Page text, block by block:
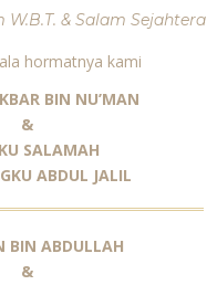
& Salam Sejahtera
hormatnya kami
BIN NU’MAN
&
SALAMAH
ABDUL JALIL
BIN ABDULLAH
&